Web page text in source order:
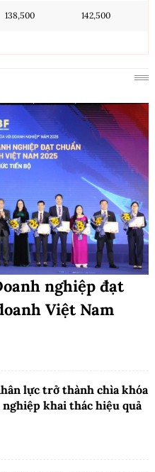
138,500 142,500
nghiệp đạt
Việt Nam
lực trở thành chìa khóa
nghiệp khai thác hiệu quả